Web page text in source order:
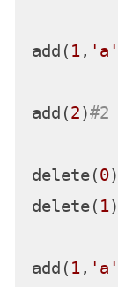
add( 1, 'a'
add(2)#2
delete(0)
delete( 1)
add( 1, 'a'